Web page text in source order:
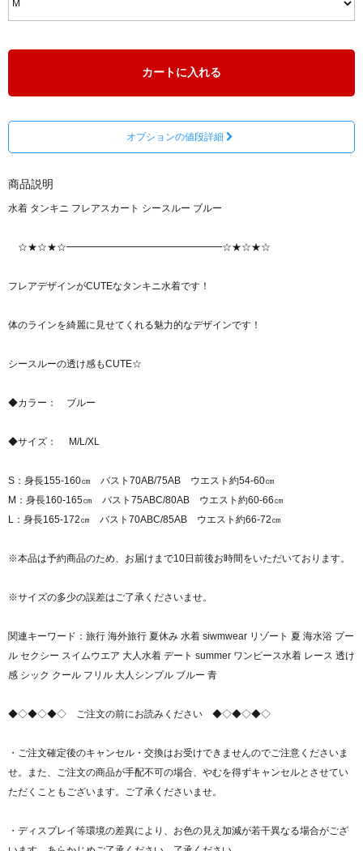
カートに入れる
オプションの値段詳細
商品説明
水着 タンキニ フレアスカート シースルー ブルー
☆★☆★☆━━━━━━━━━━━━━━━━☆★☆★☆
フレアデザインがCUTEなタンキニ水着です！
体のラインを綺麗に見せてくれる魅力的なデザインです！
シースルーの透け感もCUTE☆
◆カラー： ブルー
◆サイズ： M/L/XL
S：身長155-160㎝ バスト70AB/75AB ウエスト約54-60㎝
M：身長160-165㎝ バスト75ABC/80AB ウエスト約60-66㎝
L：身長165-172㎝ バスト70ABC/85AB ウエスト約66-72㎝
※本品は予約商品のため、お届けまで10日前後お時間をいただいております。
※サイズの多少の誤差はご了承くださいませ。
関連キーワード：旅行 海外旅行 夏休み 水着 siwmwear リゾート 夏 海水浴 プー
ル セクシー スイムウエア 大人水着 デート summer ワンピース水着 レース 透け
感 シック クール フリル 大人シンプル ブルー 青
◆◇◆◇◆◇ ご注文の前にお読みください ◆◇◆◇◆◇
・ご注文確定後のキャンセル・交換はお受けできませんのでご注意くださいま
せ。また、ご注文の商品が手配不可の場合、やむを得ずキャンセルとさせてい
ただくこともございます。ご了承くださいませ。
・ディスプレイ等環境の差異により、お色の見え加減が若干異なる場合がござ